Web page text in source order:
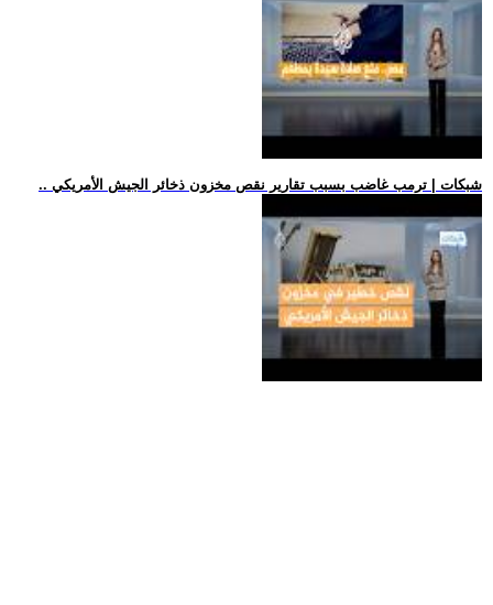
.. شبكات | ترمب غاضب بسبب تقارير نقص مخزون ذخائر الجيش الأمريكي